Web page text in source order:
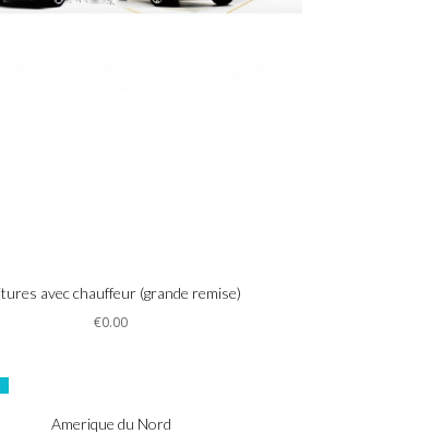
Informations
avec chauffeur (grande remise)
€0.00
Informations
Amerique du Nord